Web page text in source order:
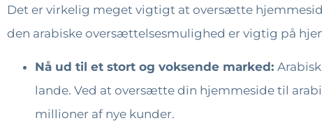
Det er virkelig meget vigtigt at oversætte
den arabiske oversættelsesmulighed er vigtig på
Nå ud til et stort og voksende marked:
lande. Ved at oversætte din hjemmeside til
millioner af nye kunder.